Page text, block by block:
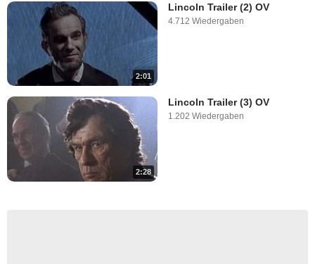
2:01
Lincoln Trailer (2) OV
4.712 Wiedergaben
2:28
Lincoln Trailer (3) OV
1.202 Wiedergaben